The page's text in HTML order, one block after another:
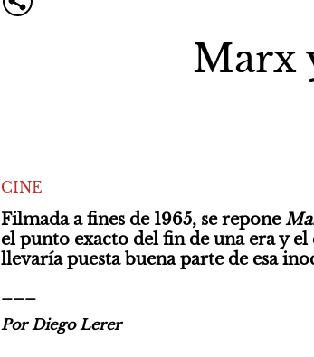
Marx
CINE
Filmada a fines de 1965, se repone
el punto exacto del fin de una era y
llevaría puesta buena parte de esa
Por Diego Lerer